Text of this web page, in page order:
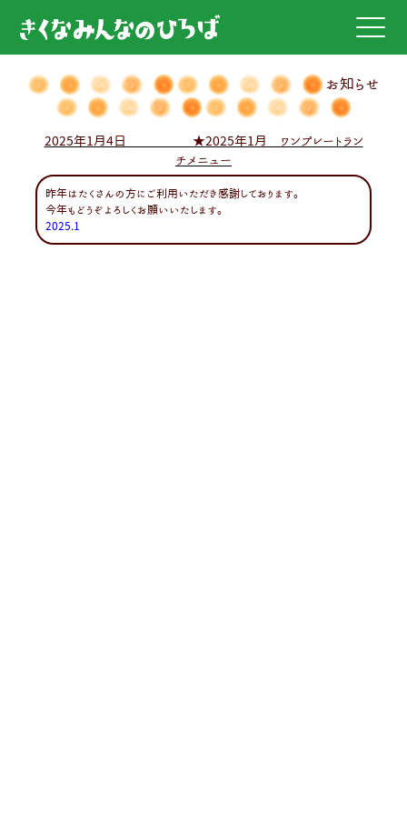
お知らせ
2025年1月4日 ★2025年1月 ワンプレートラン
チメニュー
昨年はたくさんの方にご利用いただき感謝しております。
今年もどうぞよろしくお願いいたします。
2025.1